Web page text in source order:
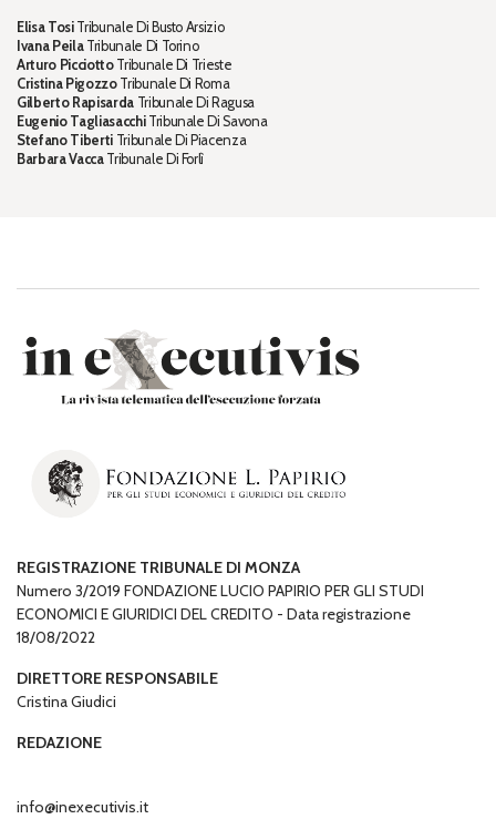
Elisa TosiTribunale Di Busto Arsizio
Ivana PeilaTribunale Di Torino
Arturo PicciottoTribunale Di Trieste
Cristina PigozzoTribunale Di Roma
Gilberto RapisardaTribunale Di Ragusa
Eugenio TagliasacchiTribunale Di Savona
Stefano TibertiTribunale Di Piacenza
Barbara VaccaTribunale Di Forlì
REGISTRAZIONE TRIBUNALE DI MONZA
Numero 3/2019 FONDAZIONE LUCIO PAPIRIO PER GLI STUDI
ECONOMICI E GIURIDICI DEL CREDITO - Data registrazione
18/08/2022
DIRETTORE RESPONSABILE
Cristina Giudici
REDAZIONE
info@inexecutivis.it